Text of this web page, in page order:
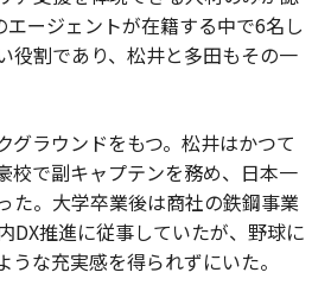
ージェントが在籍する中で6名し
役割であり、松井と多田もその一
グラウンドをもつ。松井はかつて
校で副キャプテンを務め、日本一
た。大学卒業後は商社の鉄鋼事業
DX推進に従事していたが、野球に
な充実感を得られずにいた。